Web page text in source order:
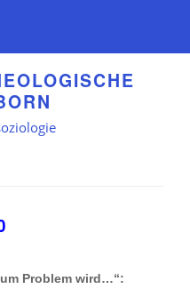
Problem wird…“: